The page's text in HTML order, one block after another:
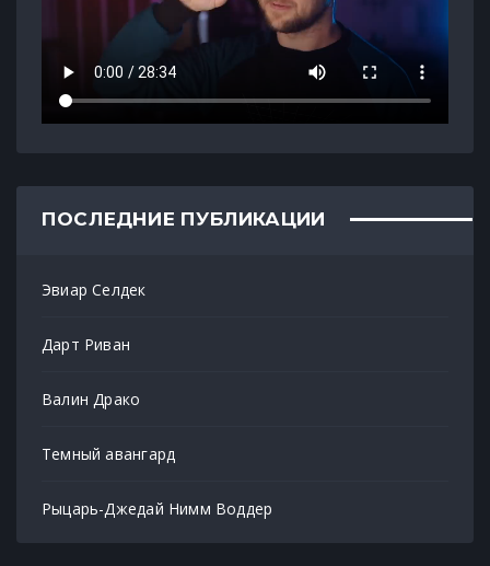
ПОСЛЕДНИЕ ПУБЛИКАЦИИ
Эвиар Селдек
Дарт Риван
Валин Драко
Темный авангард
Рыцарь-Джедай Нимм Воддер